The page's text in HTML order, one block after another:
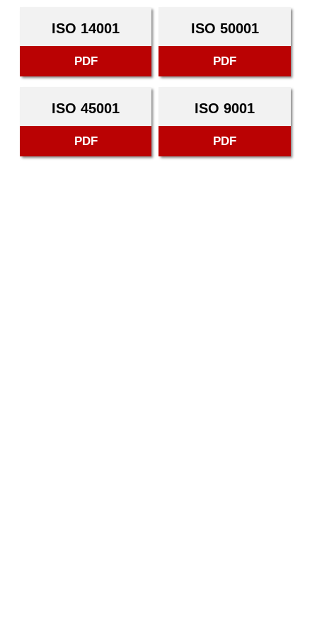
ISO 14001
PDF
ISO 50001
PDF
ISO 45001
PDF
ISO 9001
PDF